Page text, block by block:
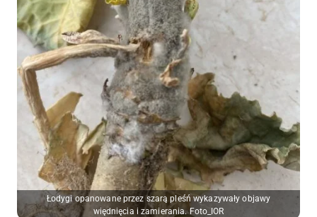
Łodygi opanowane przez szarą pleśń wykazywały objawy
więdnięcia i zamierania. Foto_IOR